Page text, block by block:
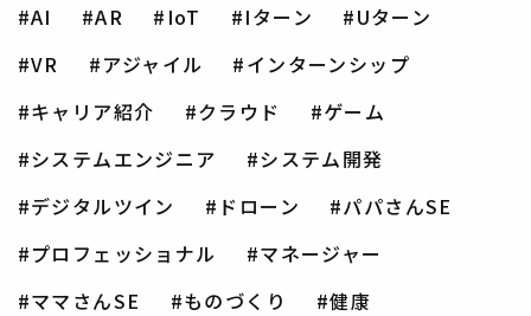
AI AR IoT Iターン
Uターン
VR
アジャイル
インターンシップ
キャリア紹介
クラウド
ゲーム
システムエンジニア
システム開発
デジタルツイン
ドローン
パパさんSE
プロフェッショナル
マネージャー
ママさんSE
ものづくり
健康